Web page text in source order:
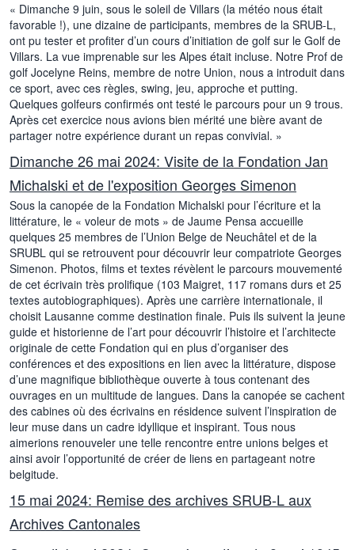
« Dimanche 9 juin, sous le soleil de Villars (la météo nous était
favorable !), une dizaine de participants, membres de la SRUB-L,
ont pu tester et profiter d’un cours d’initiation de golf sur le Golf de
Villars. La vue imprenable sur les Alpes était incluse. Notre Prof de
golf Jocelyne Reins, membre de notre Union, nous a introduit dans
ce sport, avec ces règles, swing, jeu, approche et putting.
Quelques golfeurs confirmés ont testé le parcours pour un 9 trous.
Après cet exercice nous avions bien mérité une bière avant de
partager notre expérience durant un repas convivial. »
Dimanche 26 mai 2024: Visite de la Fondation Jan
Michalski et de l'exposition Georges Simenon
Sous la canopée de la Fondation Michalski pour l’écriture et la
littérature, le « voleur de mots » de Jaume Pensa accueille
quelques 25 membres de l’Union Belge de Neuchâtel et de la
SRUBL qui se retrouvent pour découvrir leur compatriote Georges
Simenon. Photos, films et textes révèlent le parcours mouvementé
de cet écrivain très prolifique (103 Maigret, 117 romans durs et 25
textes autobiographiques). Après une carrière internationale, il
choisit Lausanne comme destination finale. Puis ils suivent la jeune
guide et historienne de l’art pour découvrir l’histoire et l’architecte
originale de cette Fondation qui en plus d’organiser des
conférences et des expositions en lien avec la littérature, dispose
d’une magnifique bibliothèque ouverte à tous contenant des
ouvrages en un multitude de langues. Dans la canopée se cachent
des cabines où des écrivains en résidence suivent l’inspiration de
leur muse dans un cadre idyllique et inspirant. Tous nous
aimerions renouveler une telle rencontre entre unions belges et
ainsi avoir l’opportunité de créer de liens en partageant notre
belgitude.
15 mai 2024: Remise des archives SRUB-L aux
Archives Cantonales